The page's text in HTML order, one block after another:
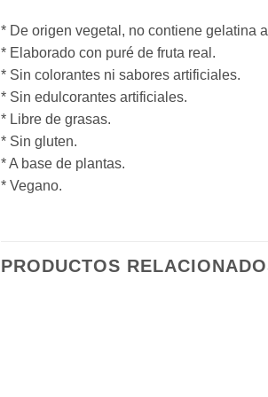
* De origen vegetal, no contiene gelatina
* Elaborado con puré de fruta real.
* Sin colorantes ni sabores artificiales.
* Sin edulcorantes artificiales.
* Libre de grasas.
* Sin gluten.
* A base de plantas.
* Vegano.
PRODUCTOS